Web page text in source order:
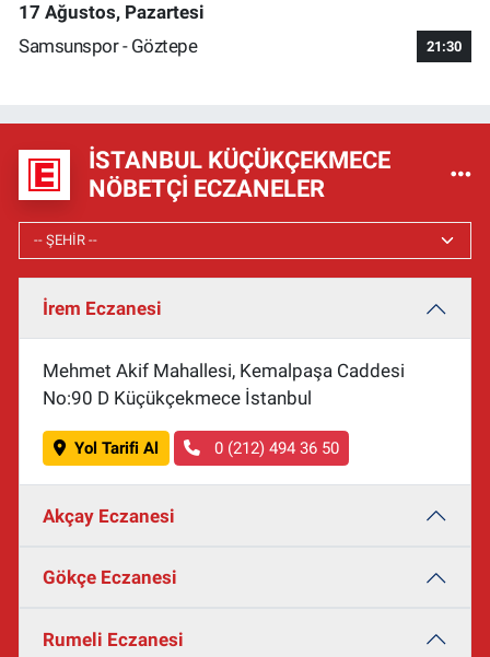
17 Ağustos, Pazartesi
Samsunspor - Göztepe
21:30
İSTANBUL KÜÇÜKÇEKMECE
NÖBETÇI ECZANELER
İrem Eczanesi
Mehmet Akif Mahallesi, Kemalpaşa Caddesi
No:90 D Küçükçekmece İstanbul
Yol Tarifi Al 0 (212) 494 36 50
Akçay Eczanesi
Gökçe Eczanesi
Rumeli Eczanesi